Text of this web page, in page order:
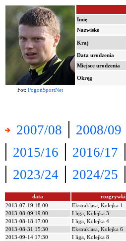
Imię
Nazwisko
Kraj
Data urodzenia
Miejsce urodzenia
Okręg
Fot: PogońSportNet
2007/08 | 2008/09
| 2015/16 | 2016/17 |
| 2023/24 | 2024/25 |
data rozgrywki
2013-07-19 18:00
Ekstraklasa, Kolejka 1
2013-08-09 19:00
I liga, Kolejka 3
2013-08-18 17:00
I liga, Kolejka 4
2013-08-31 15:30
Ekstraklasa, Kolejka 6
2013-09-14 17:30
I liga, Kolejka 8